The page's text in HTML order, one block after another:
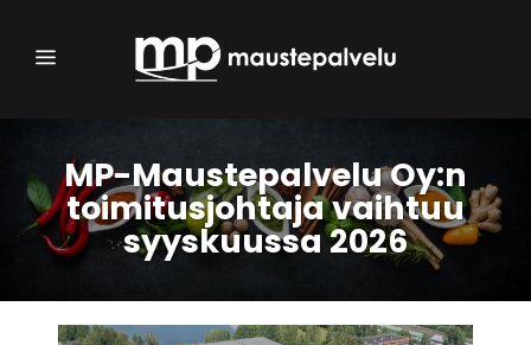
MP-Maustepalvelu Oy:n
toimitusjohtaja vaihtuu
syyskuussa 2026